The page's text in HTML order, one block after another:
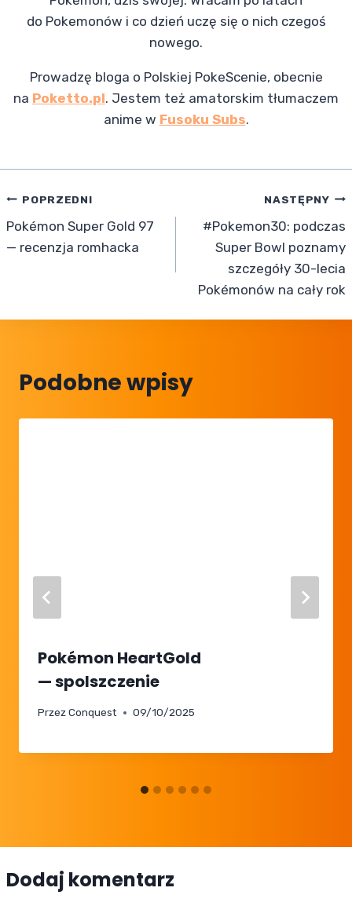
do Pokemonów i co dzień uczę się o nich czegoś
nowego.
Prowadzę bloga o Polskiej PokeScenie, obecnie
na Poketto.pl. Jestem też amatorskim tłumaczem
anime w Fusoku Subs.
Nawigacja
wpisu
POPRZEDNI
Pokémon Super Gold 97
— recenzja romhacka
NASTĘPNY
#Pokemon30: podczas
Super Bowl poznamy
szczegóły 30-lecia
Pokémonów na cały rok
Podobne wpisy
Pokémon HeartGold
— spolszczenie
Przez Conquest 09/10/2025
Dodaj komentarz